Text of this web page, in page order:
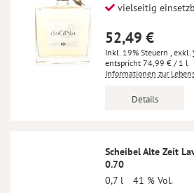
vielseitig
52,49 €
Inkl. 19% Steuern , exkl.
74,99 € / 1 l
Informationen zur
Details
Scheibel Alte Zeit
0.70
0,7 l
41 % Vol.